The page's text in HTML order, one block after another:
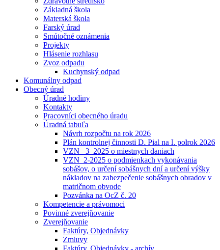
Základná škola
Materská škola
Farský úrad
Smútočné oznámenia
Projekty
Hlásenie rozhlasu
Zvoz odpadu
Kuchynský odpad
Komunálny odpad
Obecný úrad
Úradné hodiny
Kontakty
Pracovníci obecného úradu
Úradná tabuľa
Návrh rozpočtu na rok 2026
Plán kontrolnej činnosti D. Pial na I. polrok 2026
VZN _3_2025 o miestnych daniach
VZN_2-2025 o podmienkach vykonávania
sobášov, o určení sobášnych dní a určení výšky
nákladov na zabezpečenie sobášnych obradov v
matričnom obvode
Pozvánka na OcZ č. 20
Kompetencie a právomoci
Povinné zverejňovanie
Zverejňovanie
Faktúry, Objednávky
Zmluvy
Faktúry, Objednávky - archív